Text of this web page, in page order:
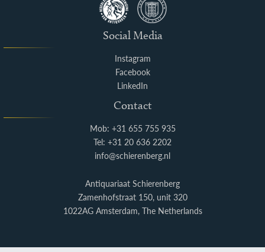
Social Media
Instagram
Facebook
LinkedIn
Contact
Mob: +31 655 755 935
Tel: +31 20 636 2202
info@schierenberg.nl
Antiquariaat Schierenberg
Zamenhofstraat 150, unit 320
1022AG Amsterdam, The Netherlands